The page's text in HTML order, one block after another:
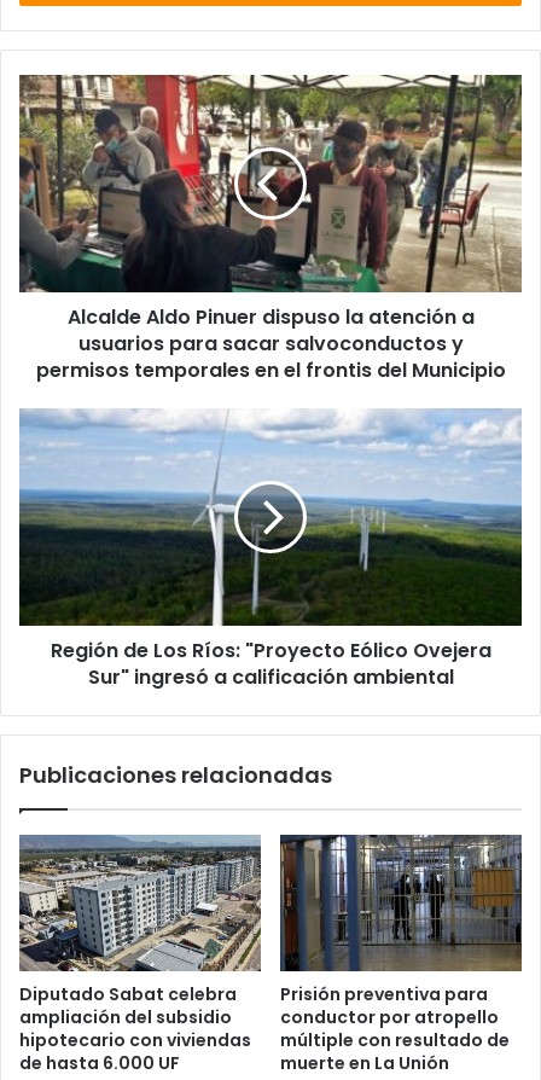
Alcalde
Aldo
Pinuer
dispuso
la
atención
usuarios
para
salvoconductos
temporales
frontis
del
Alcalde Aldo Pinuer dispuso la atención a
usuarios para sacar salvoconductos y
permisos temporales en el frontis del Municipio
Región
Ríos:
"Proyecto
ingresó
calificación
Región de Los Ríos: "Proyecto Eólico Ovejera
Sur" ingresó a calificación ambiental
Publicaciones relacionadas
Diputado Sabat celebra
ampliación del subsidio
hipotecario con viviendas
de hasta 6.000 UF
Prisión preventiva para
conductor por atropello
múltiple con resultado de
muerte en La Unión